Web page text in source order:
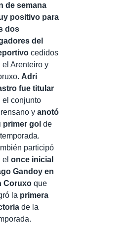
de semana
positivo para
dos
del
cedidos
el Arenteiro y
Adri
fue titular
el conjunto
y anotó
primer gol de
temporada.
participó
el once inicial
Gandoy en
Coruxo que
la primera
de la